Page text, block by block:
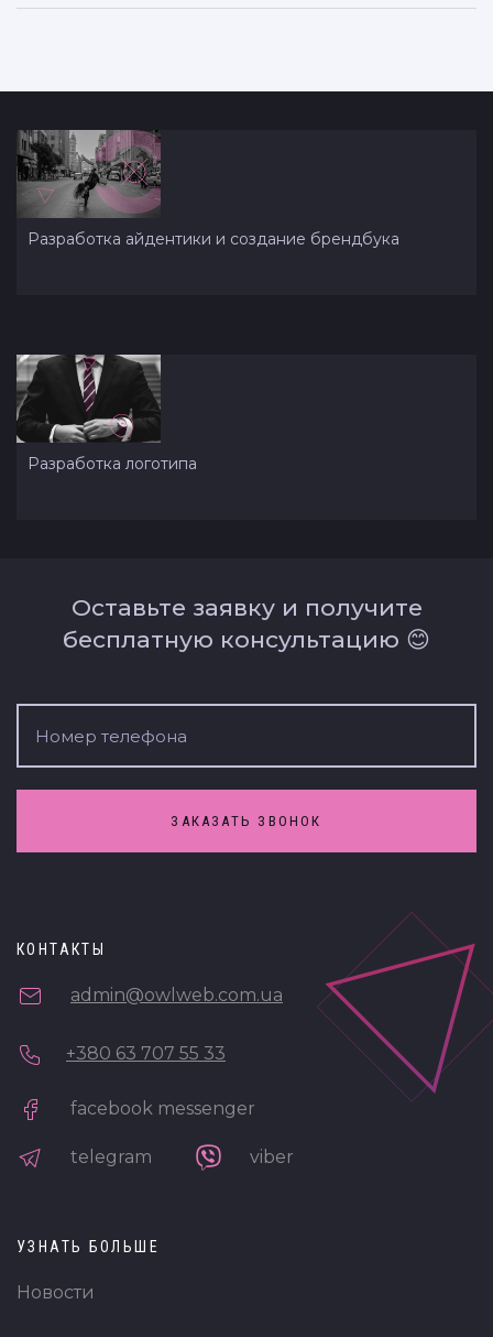
Разработка айдентики и создание брендбука
Разработка логотипа
Оставьте заявку и получите
бесплатную консультацию 😊
ЗАКАЗАТЬ ЗВОНОК
КОНТАКТЫ
admin@owlweb.com.ua
+380 63 707 55 33
facebook messenger
telegram viber
УЗНАТЬ БОЛЬШЕ
Новости